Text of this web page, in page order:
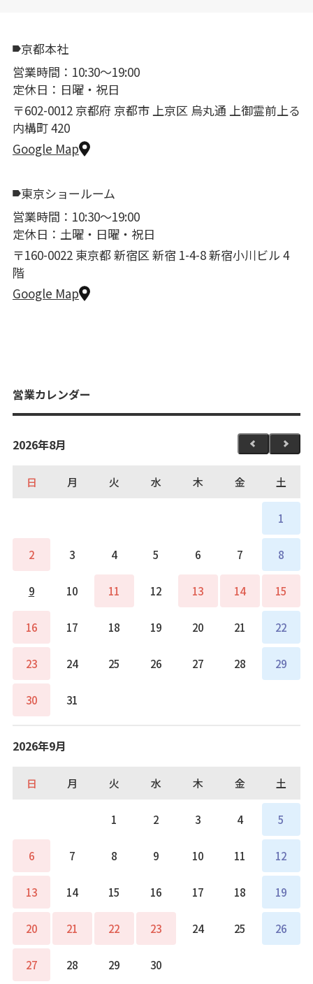
京都本社
営業時間：10:30〜19:00
定休日：日曜・祝日
〒602-0012 京都府 京都市 上京区 烏丸通 上御霊前上る
内構町 420
Google Map
東京ショールーム
営業時間：10:30〜19:00
定休日：土曜・日曜・祝日
〒160-0022 東京都 新宿区 新宿 1-4-8 新宿小川ビル 4
階
Google Map
営業カレンダー
2026年8月
日 月 火 水 木 金 土
1
2 3 4 5 6 7 8
9 10 11 12 13 14 15
16 17 18 19 20 21 22
23 24 25 26 27 28 29
30 31
2026年9月
日 月 火 水 木 金 土
1 2 3 4 5
6 7 8 9 10 11 12
13 14 15 16 17 18 19
20 21 22 23 24 25 26
27 28 29 30